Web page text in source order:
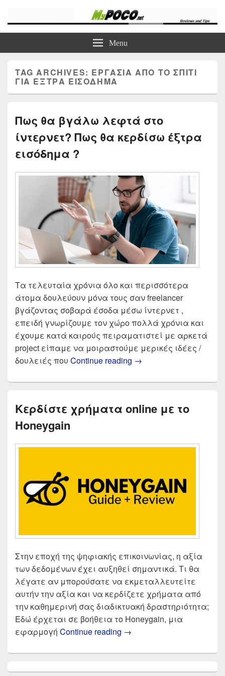
Τα καλύτερα Reviews , Συγκρίσεις , VPN , Webhosting
Menu
TAG ARCHIVES: ΕΡΓΑΣΙΑ ΑΠΟ ΤΟ ΣΠΙΤΙ
ΓΙΑ ΕΞΤΡΑ ΕΙΣΟΔΗΜΑ
Πως θα βγάλω λεφτά στο
ίντερνετ? Πως θα κερδίσω έξτρα
εισόδημα ?
Τα τελευταία χρόνια όλο και περισσότερα
άτομα δουλεύουν μόνα τους σαν freelancer
βγάζοντας σοβαρά έσοδα μέσω ίντερνετ ,
επειδή γνωρίζουμε τον χώρο πολλά χρόνια και
έχουμε κατά καιρούς πειραματιστεί με αρκετά
project είπαμε να μοιραστούμε μερικές ιδέες /
δουλειές που Continue reading Πως θα βγάλω λεφτά
→
Κερδίστε χρήματα online με το
Honeygain
Στην εποχή της ψηφιακής επικοινωνίας, η αξία
των δεδομένων έχει αυξηθεί σημαντικά. Τι θα
λέγατε αν μπορούσατε να εκμεταλλευτείτε
αυτήν την αξία και να κερδίζετε χρήματα από
την καθημερινή σας διαδικτυακή δραστηριότητα;
Εδώ έρχεται σε βοήθεια το Honeygain, μια
εφαρμογή Continue reading Κερδίστε χρήματα online
→